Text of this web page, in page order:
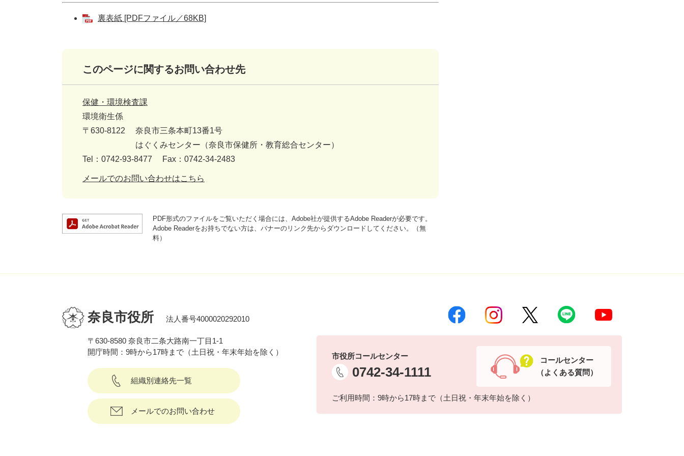
裏表紙 [PDFファイル／68KB]
このページに関するお問い合わせ先
保健・環境検査課
環境衛生係
〒630-8122
奈良市三条本町13番1号
はぐくみセンター（奈良市保健所・教育総合センター）
Tel：0742-93-8477
Fax：0742-34-2483
メールでのお問い合わせはこちら
PDF形式のファイルをご覧いただく場合には、Adobe社が提供するAdobe Readerが必要です。
Adobe Readerをお持ちでない方は、バナーのリンク先からダウンロードしてください。（無
料）
奈良市役所 法人番号4000020292010
〒630-8580 奈良市二条大路南一丁目1-1
開庁時間：9時から17時まで（土日祝・年末年始を除く）
組織別連絡先一覧
メールでのお問い合わせ
市役所コールセンター
0742-34-1111
ご利用時間：9時から17時まで（土日祝・年末年始を除く）
コールセンター
（よくある質問）